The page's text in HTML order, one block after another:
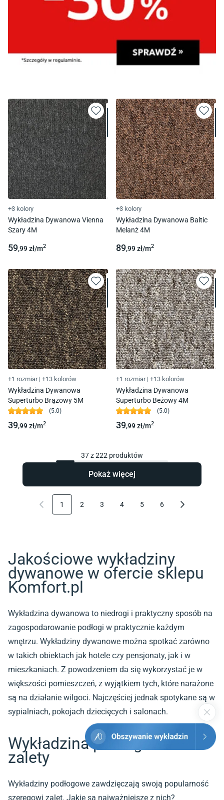
+3 kolory
Wykładzina Dywanowa Vienna
Szary 4M
59,99zł/m2
+3 kolory
Wykładzina Dywanowa Baltic
Melanż 4M
89,99zł/m2
+1 rozmiar | +13 kolorów
Wykładzina Dywanowa
Superturbo Brązowy 5M
(5.0)
39,99zł/m2
+1 rozmiar | +13 kolorów
Wykładzina Dywanowa
Superturbo Beżowy 4M
(5.0)
39,99zł/m2
37z222 produktów
Pokaż więcej
1 2 3 4 5 6
Jakościowe wykładziny
dywanowe w ofercie sklepu
Komfort.pl
Wykładzina dywanowa to niedrogi i praktyczny sposób na
zagospodarowanie podłogi w praktycznie każdym
wnętrzu. Wykładziny dywanowe można spotkać zarówno
w takich obiektach jak hotele czy pensjonaty, jak i w
mieszkaniach. Z powodzeniem da się wykorzystać je w
większości pomieszczeń, z wyjątkiem tych, które narażone
są na działanie wilgoci. Najczęściej jednak spotykane są w
sypialniach, pokojach dziecięcych i salonach.
Wykładzina podłogowa –
zalety
Wykładziny podłogowe zawdzięczają swoją popularność
szeregowi zalet. Jakie są najważniejsze z nich?